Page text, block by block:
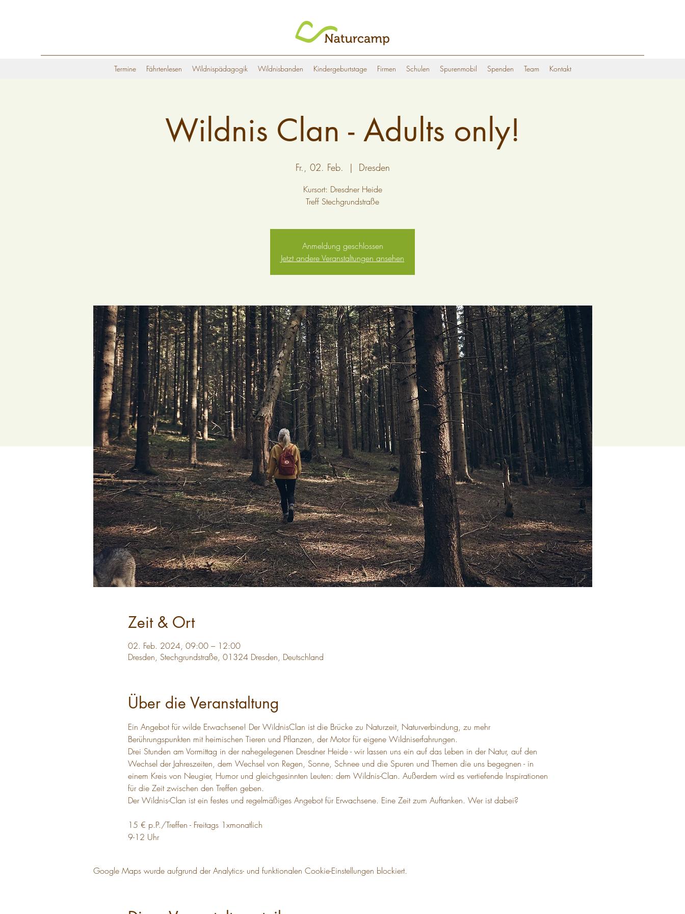
Termine Fährtenlesen Wildnispädagogik Wildnisbanden Kindergeburtstage Firmen Schulen Spurenmobil Spenden Team Kontakt
Wildnis Clan - Adults only!
Fr., 02. Feb.
  |
Dresden
Kursort: Dresdner Heide
Treff Stechgrundstraße​
Anmeldung geschlossen
Jetzt andere Veranstaltungen ansehen
Zeit & Ort
02. Feb. 2024, 09:00 – 12:00
Dresden, Stechgrundstraße, 01324 Dresden, Deutschland
Über die Veranstaltung
Ein Angebot für wilde Erwachsene! Der WildnisClan ist die Brücke zu Naturzeit, Naturverbindung, zu mehr
Berührungspunkten mit heimischen Tieren und Pflanzen, der Motor für eigene Wildniserfahrungen.
Drei Stunden am Vormittag in der nahegelegenen Dresdner Heide - wir lassen uns ein auf das Leben in der Natur, auf den
Wechsel der Jahreszeiten, dem Wechsel von Regen, Sonne, Schnee und die Spuren und Themen die uns begegnen - in
einem Kreis von Neugier, Humor und gleichgesinnten Leuten: dem Wildnis-Clan. Außerdem wird es vertiefende Inspirationen
für die Zeit zwischen den Treffen geben.
Der Wildnis-Clan ist ein festes und regelmäßiges Angebot für Erwachsene. Eine Zeit zum Auftanken. Wer ist dabei?
15 € p.P./Treffen - Freitags 1xmonatlich
9-12 Uhr
Google Maps wurde aufgrund der Analytics- und funktionalen Cookie-Einstellungen blockiert.